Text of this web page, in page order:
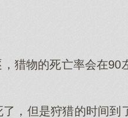
猎物的死亡率会在90
，但是狩猎的时间到